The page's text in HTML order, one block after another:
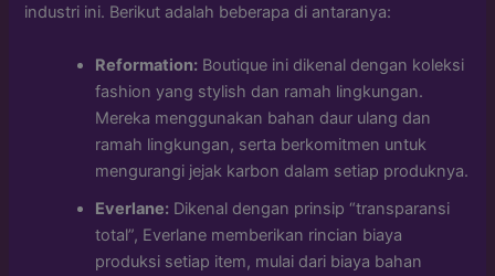
industri ini. Berikut adalah beberapa di antaranya:
Reformation: Boutique ini dikenal dengan koleksi
fashion yang stylish dan ramah lingkungan.
Mereka menggunakan bahan daur ulang dan
ramah lingkungan, serta berkomitmen untuk
mengurangi jejak karbon dalam setiap produknya.
Everlane: Dikenal dengan prinsip “transparansi
total”, Everlane memberikan rincian biaya
produksi setiap item, mulai dari biaya bahan